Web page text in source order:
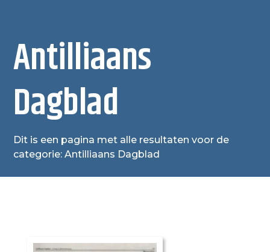
Antilliaans
Dagblad
Dit is een pagina met alle resultaten voor de
categorie: Antilliaans Dagblad